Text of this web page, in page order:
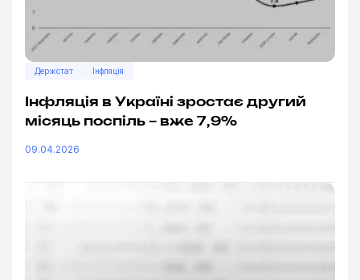
Держстат Інфляція
Інфляція в Україні зростає другий
місяць поспіль – вже 7,9%
09.04.2026